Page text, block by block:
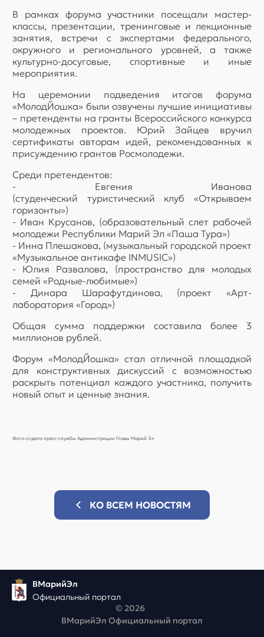
В рамках форума участники посещали мастер-
классы, презентации, тренинговые и лекционные
занятия, встречи с экспертами федерального,
окружного и регионального уровней, а также
культурно-досуговые, спортивные и иные
мероприятия.
На церемонии подведения итогов форума
«МолодЙошка» были озвучены лучшие инициативы
– претенденты на гранты Всероссийского конкурса
молодежных проектов. Юрий Зайцев вручил
сертификаты авторам идей, рекомендованных к
присуждению грантов Росмолодежи.
Среди претендентов:
- Евгения Иванова
(студенческий туристический клуб «Открываем
горизонты»)
- Иван Крусанов, (образовательный слет рабочей
молодежи Республики Марий Эл «Паша Тура»)
- Инна Плешакова, (музыкальный городской проект
«Музыкальное антикафе INMUSIC»)
- Юлия Развалова, (пространство для молодых
семей «Родные-любимые»)
- Динара Шарафутдинова, (проект «Арт-
лаборатория «Город»)
Общая сумма поддержки составила более 3
миллионов рублей.
Форум «МолодЙошка» стал отличной площадкой
для конструктивных дискуссий с возможностью
раскрыть потенциал каждого участника, получить
новый опыт и ценные знания.
Фото отдела пресс-службы Администрации Главы Марий Эл
КО ВСЕМ НОВОСТЯМ
ВМарийЭл
Официальный портал
© 2026
ВМарийЭл Официальный портал